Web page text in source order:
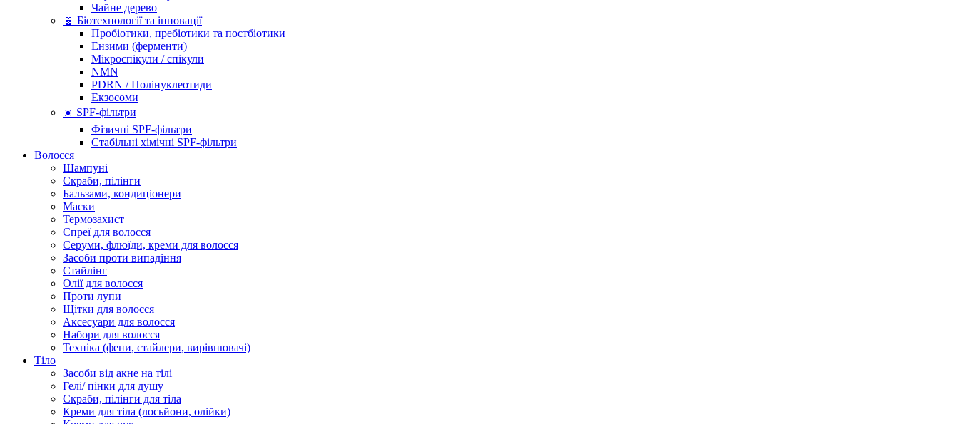
Чайне дерево
🧬 Біотехнології та інновації
Пробіотики, пребіотики та постбіотики
Ензими (ферменти)
Мікроспікули / спікули
NMN
PDRN / Полінуклеотиди
Екзосоми
☀️ SPF-фільтри
Фізичні SPF-фільтри
Стабільні хімічні SPF-фільтри
Волосся
Шампуні
Скраби, пілінги
Бальзами, кондиціонери
Маски
Термозахист
Спреї для волосся
Серуми, флюїди, креми для волосся
Засоби проти випадіння
Стайлінг
Олії для волосся
Проти лупи
Щітки для волосся
Аксесуари для волосся
Набори для волосся
Техніка (фени, стайлери, вирівнювачі)
Тіло
Засоби від акне на тілі
Гелі/ пінки для душу
Скраби, пілінги для тіла
Креми для тіла (лосьйони, олійки)